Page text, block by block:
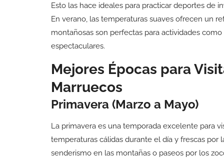
Esto las hace ideales para practicar deportes de
En verano, las temperaturas suaves ofrecen un
montañosas son perfectas para actividades
espectaculares.
Mejores Épocas para
Marruecos
Primavera (Marzo a Mayo)
La primavera es una temporada excelente para
temperaturas cálidas durante el día y frescas
senderismo en las montañas o paseos por los